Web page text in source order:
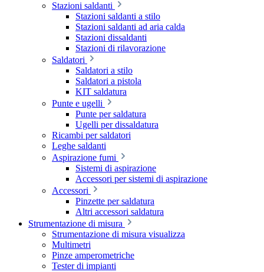
Stazioni saldanti
Stazioni saldanti a stilo
Stazioni saldanti ad aria calda
Stazioni dissaldanti
Stazioni di rilavorazione
Saldatori
Saldatori a stilo
Saldatori a pistola
KIT saldatura
Punte e ugelli
Punte per saldatura
Ugelli per dissaldatura
Ricambi per saldatori
Leghe saldanti
Aspirazione fumi
Sistemi di aspirazione
Accessori per sistemi di aspirazione
Accessori
Pinzette per saldatura
Altri accessori saldatura
Strumentazione di misura
Strumentazione di misura visualizza
Multimetri
Pinze amperometriche
Tester di impianti